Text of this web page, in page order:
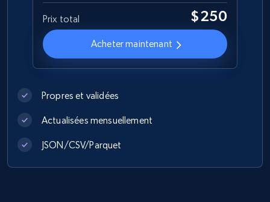
URL, Title, Rating, Reviews, Initial price, Final
price, Currency, Stock, and more.
eCommerce
Lowes.com
Prix total $250
Acheter maintenant
Propres et validées
Actualisées mensuellement
JSON/CSV/Parquet